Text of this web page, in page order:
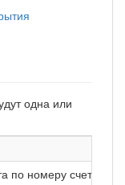
одна или
по номеру счета -